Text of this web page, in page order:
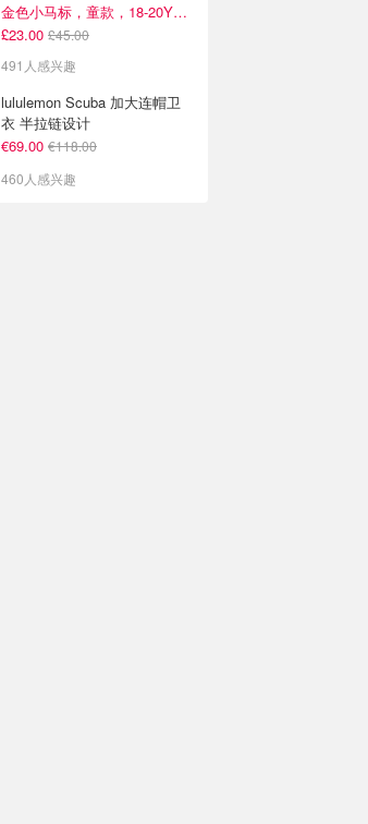
金色小马标，童款，18-20Y捡漏！
£23.00 £45.00
491人感兴趣
lululemon Scuba 加大连帽卫
衣 半拉链设计
€69.00 €118.00
460人感兴趣